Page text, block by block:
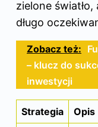
zielone
długo
Zobacz też:
– klucz do
inwestycji
Strategia Opis